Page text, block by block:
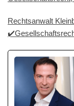
Rechtsanwalt